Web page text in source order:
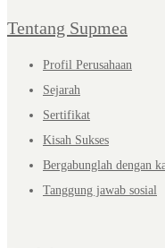
Tentang Supmea
Profil Perusahaan
Sejarah
Sertifikat
Kisah Sukses
Bergabunglah dengan
Tanggung jawab sosial